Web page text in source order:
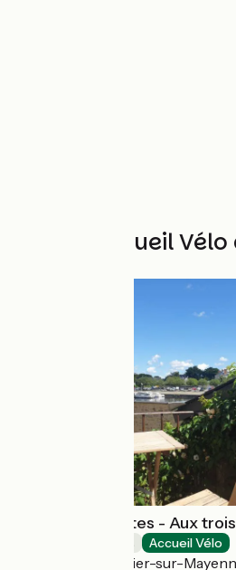
Autres Accueil
Chambres d'hôtes - Aux
Accueil Vélo
Château-Gontier-sur-